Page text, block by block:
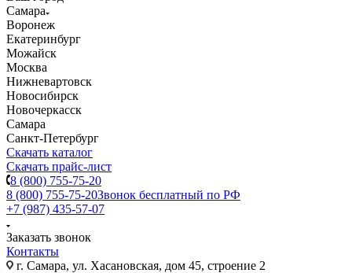
Самара
Воронеж
Екатеринбург
Можайск
Москва
Нижневартовск
Новосибирск
Новочеркасск
Самара
Санкт-Петербург
Скачать каталог
Скачать прайс-лист
8 (800) 755-75-20
8 (800) 755-75-20Звонок бесплатный по РФ
+7 (987) 435-57-07
Заказать звонок
Контакты
г. Самара, ул. Хасановская, дом 45, строение 2